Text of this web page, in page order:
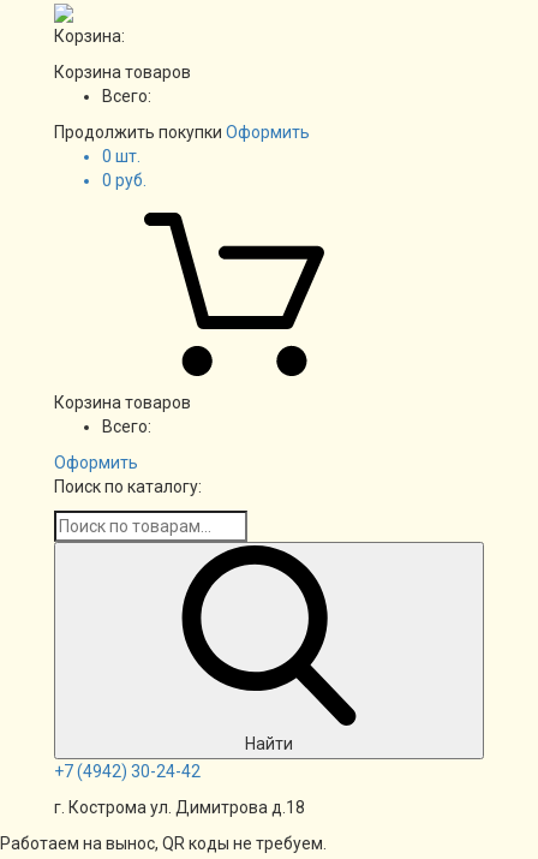
Корзина:
Корзина товаров
Всего:
Продолжить покупки Оформить
0 шт.
0 руб.
Корзина товаров
Всего:
Оформить
Поиск по каталогу:
Найти
+7(4942) 30-24-42
г. Кострома ул. Димитрова д.18
Работаем на вынос, QR коды не требуем.